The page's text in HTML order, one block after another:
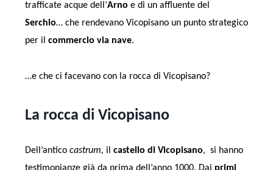
trafficate acque dell’Arno e di un affluente del
Serchio… che rendevano Vicopisano un punto strategico
per il commercio via nave.
…e che ci facevano con la rocca di Vicopisano?
La rocca di Vicopisano
Dell’antico castrum, il castello di Vicopisano, si hanno
testimonianze già da prima dell’anno 1000. Dai primi